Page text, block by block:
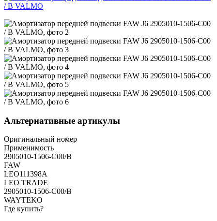
Aльтернативные артикулы
Оригинальный номер
Применимость
2905010-1506-C00/B
FAW
LEO111398A
LEO TRADE
2905010-1506-C00/B
WAYTEKO
Где купить?